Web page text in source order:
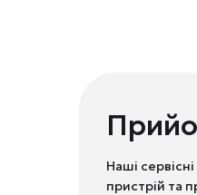
Наші
пристрій та